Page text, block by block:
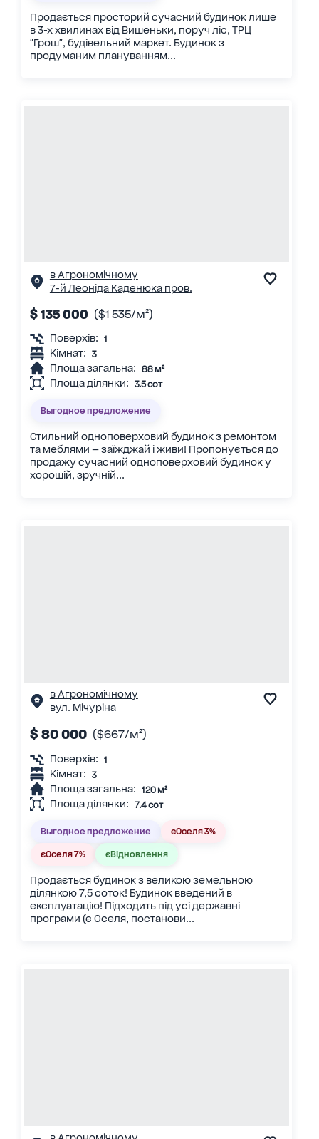
Продається просторий сучасний будинок лише
в 3-х хвилинах від Вишеньки, поруч ліс, ТРЦ
"Грош", будівельний маркет. Будинок з
продуманим плануванням...
в Агрономічному
7-й Леоніда Каденюка пров.
$ 135 000 ($1 535/м²)
Поверхів: 1
Кімнат: 3
Площа загальна: 88 м²
Площа ділянки: 3.5 сот
Выгодное предложение
Стильний одноповерховий будинок з ремонтом
та меблями — заїжджай і живи! Пропонується до
продажу сучасний одноповерховий будинок у
хорошій, зручній...
в Агрономічному
вул. Мічуріна
$ 80 000 ($667/м²)
Поверхів: 1
Кімнат: 3
Площа загальна: 120 м²
Площа ділянки: 7.4 сот
Выгодное предложение єОселя 3%
єОселя 7% єВідновлення
Продається будинок з великою земельною
ділянкою 7,5 соток! Будинок введений в
експлуатацію! Підходить під усі державні
програми (є Оселя, постанови...